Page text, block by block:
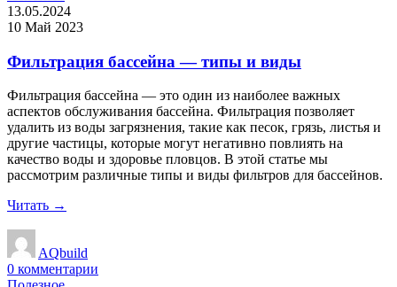
13.05.2024
10 Май 2023
Фильтрация бассейна — типы и виды
Фильтрация бассейна — это один из наиболее важных
аспектов обслуживания бассейна. Фильтрация позволяет
удалить из воды загрязнения, такие как песок, грязь, листья и
другие частицы, которые могут негативно повлиять на
качество воды и здоровье пловцов. В этой статье мы
рассмотрим различные типы и виды фильтров для бассейнов.
Читать →
AQbuild
0 комментарии